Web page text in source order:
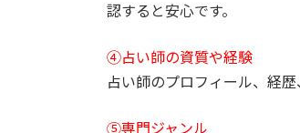
認すると安心です。
④占い師の資質や経験
占い師のプロフィール、経
⑤専門ジャンル